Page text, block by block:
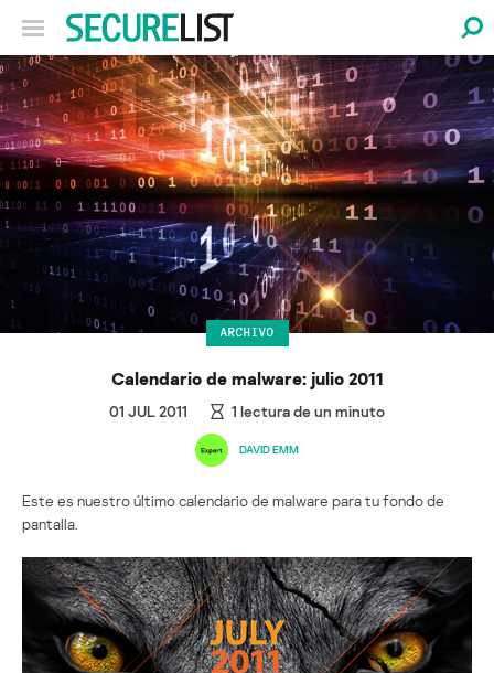
ARCHIVO
Calendario de malware: julio 2011
01 JUL 2011 1 lectura de un minuto
DAVID EMM
Este es nuestro último calendario de malware para tu fondo de
pantalla.